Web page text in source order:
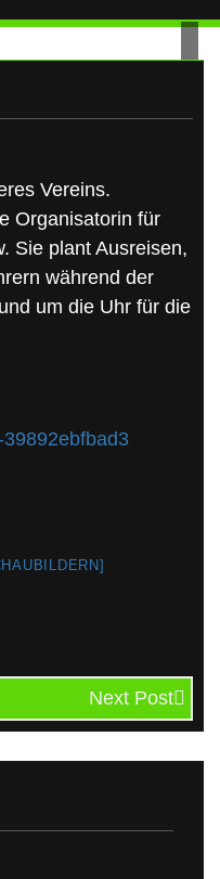
Vereins.
Organisatorin für
Sie plant Ausreisen,
während der
um die Uhr für die
Next Post